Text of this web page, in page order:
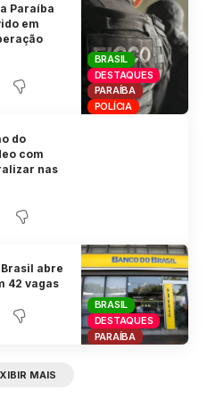
BRASIL
DESTAQUES
PARAÍBA
POLÍCIA
Paraíba
em
do
com
nas
BRASIL
DESTAQUES
PARAÍBA
abre
42 vagas
MAIS